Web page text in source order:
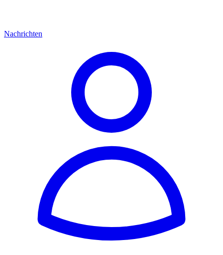
Nachrichten